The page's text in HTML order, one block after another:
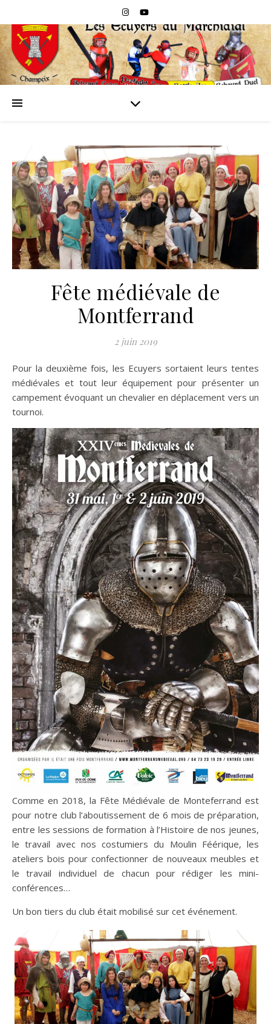
Fête médiévale de
Montferrand
2 juin 2019
Pour la deuxième fois, les Ecuyers sortaient leurs tentes
médiévales et tout leur équipement pour présenter un
campement évoquant un chevalier en déplacement vers un
tournoi.
Comme en 2018, la Fête Médiévale de Monteferrand est
pour notre club l’aboutissement de 6 mois de préparation,
entre les sessions de formation à l’Histoire de nos jeunes,
le travail avec nos costumiers du Moulin Féérique, les
ateliers bois pour confectionner de nouveaux meubles et
le travail individuel de chacun pour rédiger les mini-
conférences…
Un bon tiers du club était mobilisé sur cet événement.